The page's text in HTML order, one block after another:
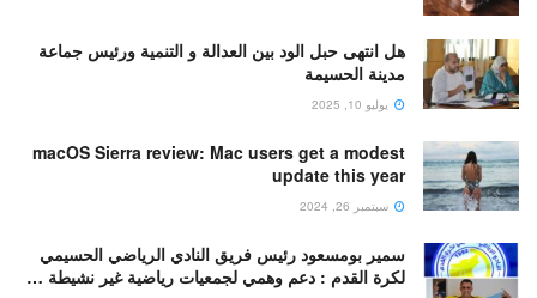
هل انتهى حبل الود بين العدالة و التنمية ورئيس جماعة
مدينة الحسيمة
يوليو 10, 2025
macOS Sierra review: Mac users get a modest
update this year
سبتمبر 26, 2024
سمير بومسعود رئيس فريق النادي الرياضي الحسيمي
لكرة القدم : دعم وهمي لجمعيات رياضية غير نشيطة …